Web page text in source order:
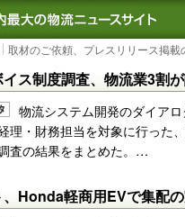
TODAY｜国内最大
取材のご依頼、プレスリリース掲載
イス制度調査、物流業3割
物流システム開発のダイア
理・財務担当を対象に行った
査の結果をまとめた。…
、Honda軽商用EVで集配